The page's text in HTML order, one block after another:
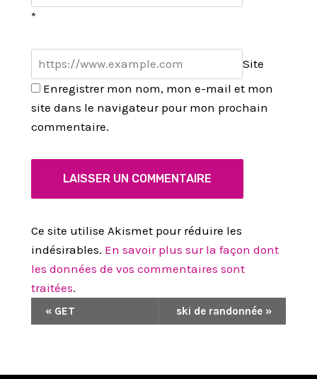
*
Site
Enregistrer mon nom, mon e-mail et mon
site dans le navigateur pour mon prochain
commentaire.
Ce site utilise Akismet pour réduire les
indésirables. En savoir plus sur la façon dont
les données de vos commentaires sont
traitées.
« GET ski de randonnée »